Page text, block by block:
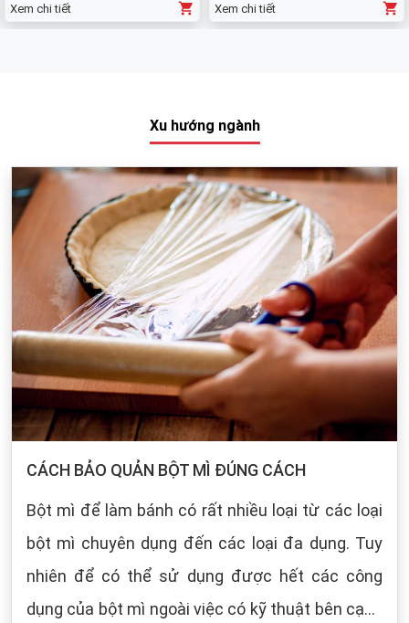
Xem chi tiết Xem chi tiết
Xu hướng ngành
CÁCH BẢO QUẢN BỘT MÌ ĐÚNG CÁCH
Bột mì để làm bánh có rất nhiều loại từ các loại
bột mì chuyên dụng đến các loại đa dụng. Tuy
nhiên để có thể sử dụng được hết các công
dụng của bột mì ngoài việc có kỹ thuật bên cạnh